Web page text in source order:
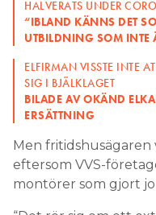
HALVERATS UNDER
“IBLAND KÄNNS DET
UTBILDNING SOM INTE
ELFIRMAN VISSTE INTE
SIG I BJÄLKLAGET
BILADE AV OKÄND
ERSÄTTNING
Men
eftersom VVS-
montörer som gjort